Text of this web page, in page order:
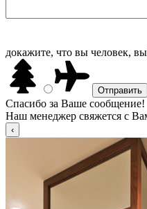
докажите, что вы человек,
Спасибо за Ваше сообщение!
Наш менеджер свяжется с